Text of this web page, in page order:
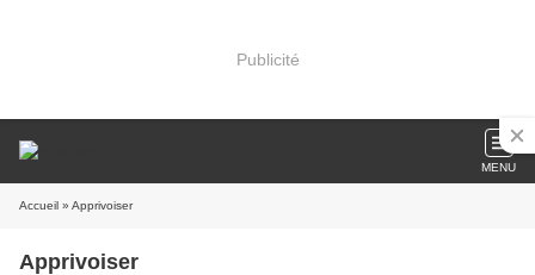
Publicité
MENU
Accueil » Apprivoiser
Apprivoiser